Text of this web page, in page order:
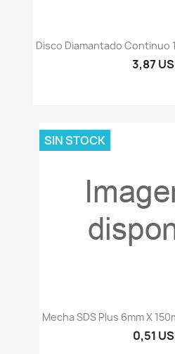
Disco Diamantado Continuo
3,87
Mecha SDS Plus 6mm X
0,51
SIN STOCK